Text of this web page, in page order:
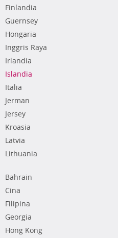
Finlandia
Guernsey
Hongaria
Inggris Raya
Irlandia
Islandia
Italia
Jerman
Jersey
Kroasia
Latvia
Lithuania
Bahrain
Cina
Filipina
Georgia
Hong Kong